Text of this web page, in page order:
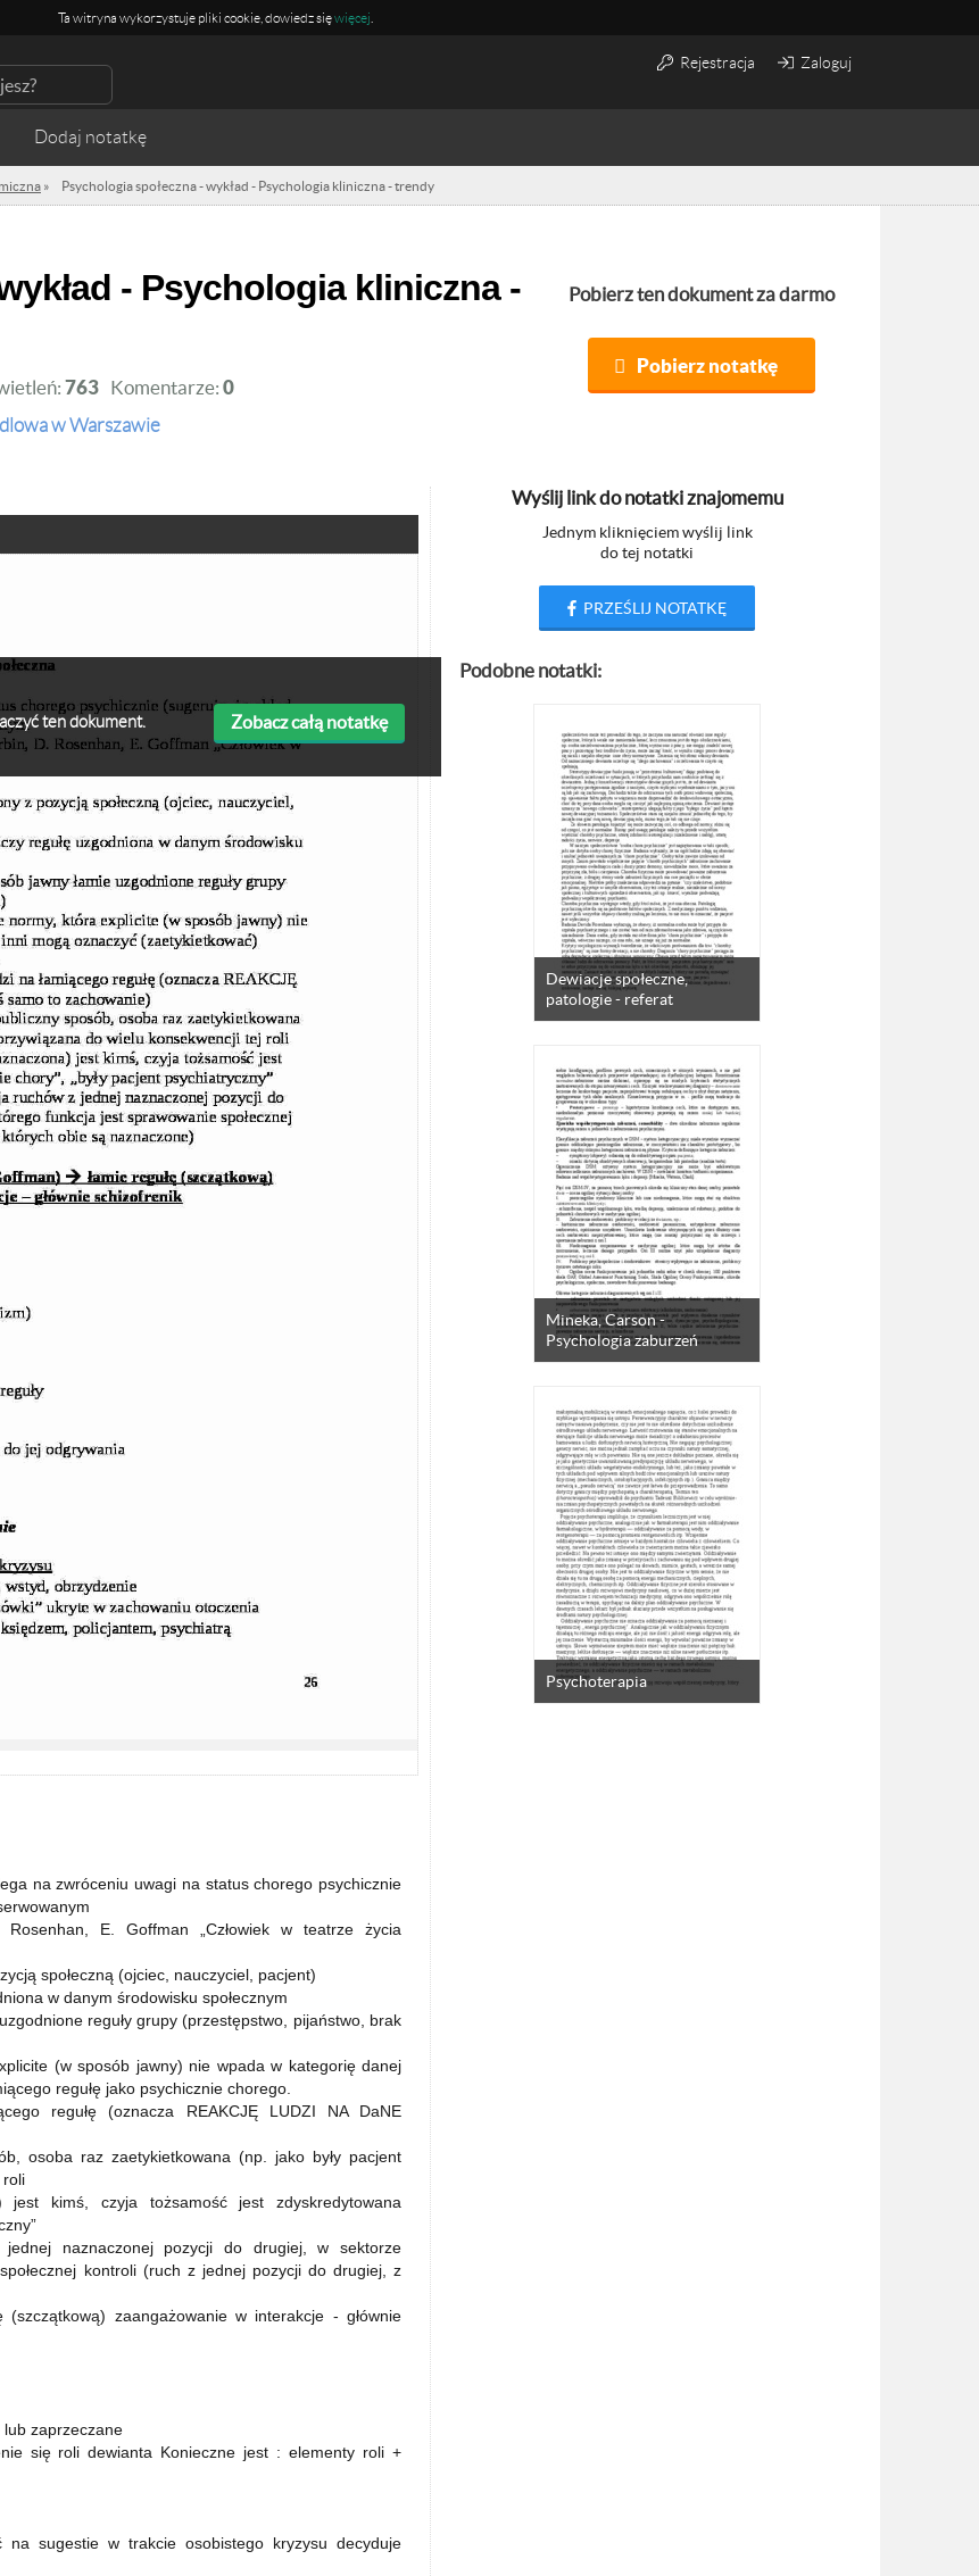
Ta witryna wykorzystuje pliki cookie, dowiedz sięwięcej
Rejestracja Zaloguj
» Psychologia społeczna - wykład - Psychologia kliniczna - trendy
763 Komentarze: 0
w Warszawie
Pobierz ten dokument za darmo
Pobierz notatkę
ten dokument. Zobacz całą notatkę
na zwróceniu uwagi na status chorego psychicznie
E. Goffman „Człowiek w teatrze życia
społeczną (ojciec, nauczyciel, pacjent)
w danym środowisku społecznym
reguły grupy (przestępstwo, pijaństwo, brak
(w sposób jawny) nie wpada w kategorię danej
regułę jako psychicznie chorego.
regułę (oznacza REAKCJĘ LUDZI NA DaNE
osoba raz zaetykietkowana (np. jako były pacjent
roli
kimś, czyja tożsamość jest zdyskredytowana
naznaczonej pozycji do drugiej, w sektorze
kontroli (ruch z jednej pozycji do drugiej, z
(szczątkową) zaangażowanie w interakcje - głównie
lub zaprzeczane
się roli dewianta Konieczne jest : elementy roli +
na sugestie w trakcie osobistego kryzysu decyduje
Wyślij link do notatki znajomemu
Jednym kliknięciem wyślij link
do tej notatki
PRZEŚLIJ NOTATKĘ
Podobne notatki:
Dewiacje społeczne,
patologie - referat
Mineka, Carson -
Psychologia zaburzeń
Psychoterapia